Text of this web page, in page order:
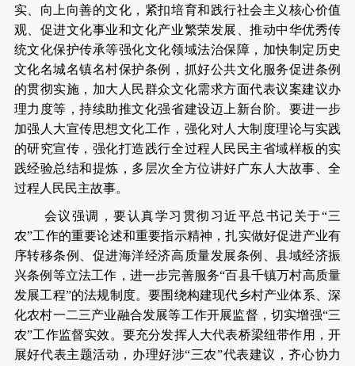
实、向上向善的文化，紧扣培育和践行社会主义核心价值
观、促进文化事业和文化产业繁荣发展、推动中华优秀传
统文化保护传承等强化文化领域法治保障，加快制定历史
文化名城名镇名村保护条例，抓好公共文化服务促进条例
的贯彻实施，加大人民群众文化需求方面代表议案建议办
理力度等，持续助推文化强省建设迈上新台阶。要进一步
加强人大宣传思想文化工作，强化对人大制度理论与实践
的研究宣传，强化打造践行全过程人民民主省域样板的实
践经验总结和提炼，多层次全方位讲好广东人大故事、全
过程人民民主故事。
会议强调，要认真学习贯彻习近平总书记关于“三
农”工作的重要论述和重要指示精神，扎实做好促进产业有
序转移条例、促进海洋经济高质量发展条例、县域经济振
兴条例等立法工作，进一步完善服务“百县千镇万村高质量
发展工程”的法规制度。要围绕构建现代乡村产业体系、深
化农村一二三产业融合发展等工作开展监督，切实增强“三
农”工作监督实效。要充分发挥人大代表桥梁纽带作用，开
展好代表主题活动，办理好涉“三农”代表建议，齐心协力